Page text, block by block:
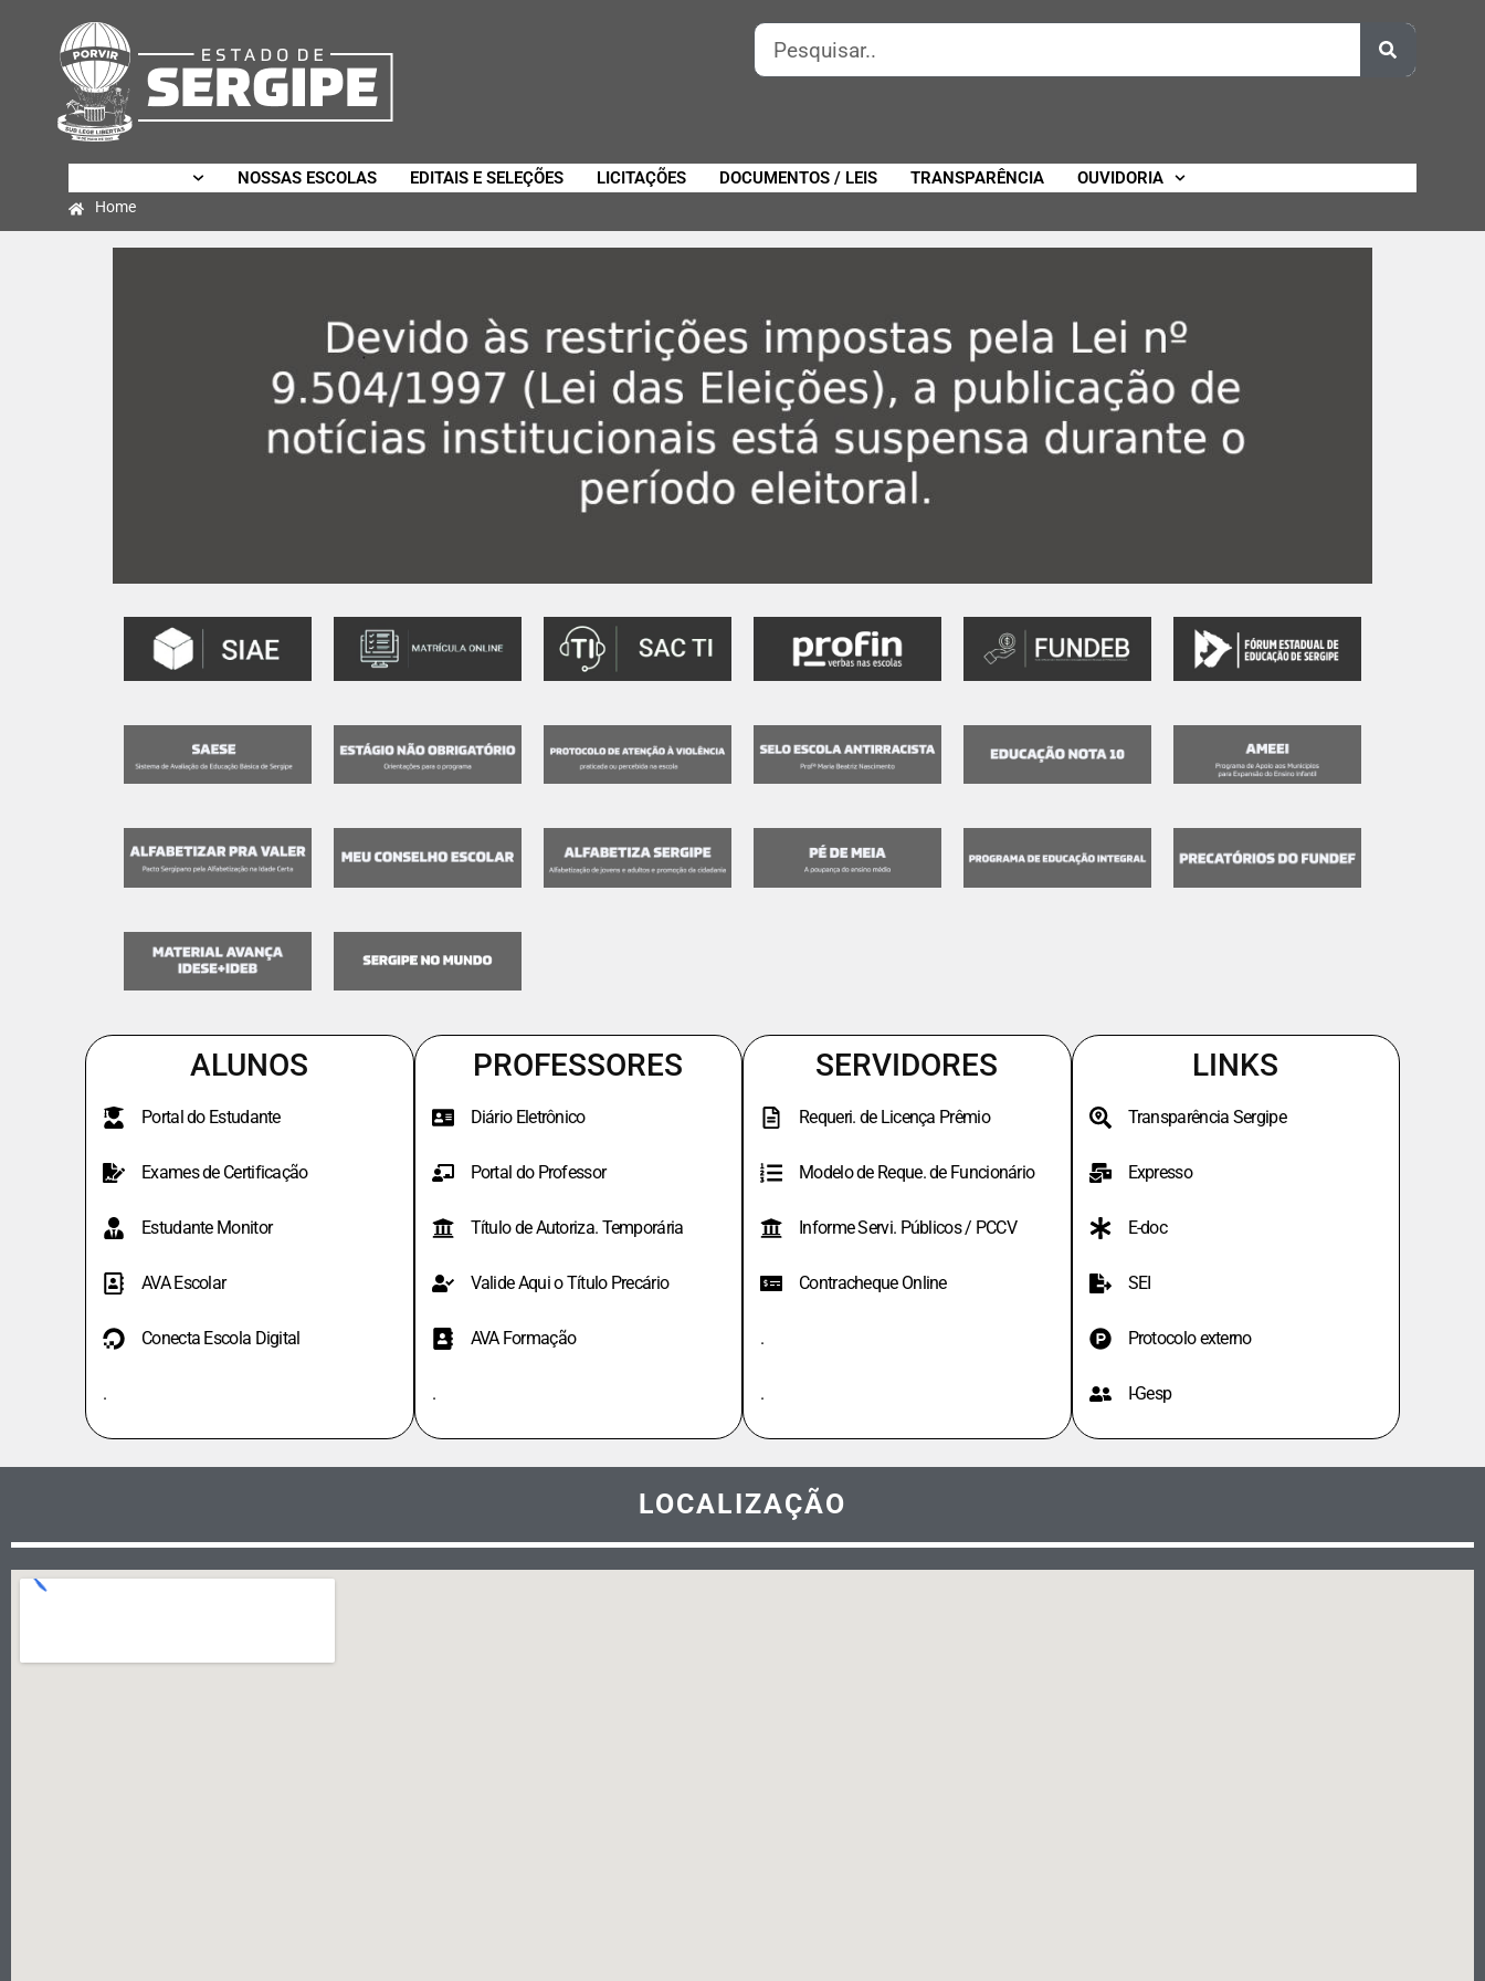
NOSSAS ESCOLAS EDITAIS E SELEÇÕES LICITAÇÕES DOCUMENTOS / LEIS TRANSPARÊNCIA OUVIDORIA
Home
ALUNOS
Portal do Estudante
Exames de Certificação
Estudante Monitor
AVA Escolar
Conecta Escola Digital
.
PROFESSORES
Diário Eletrônico
Portal do Professor
Título de Autoriza. Temporária
Valide Aqui o Título Precário
AVA Formação
.
SERVIDORES
Requeri. de Licença Prêmio
Modelo de Reque. de Funcionário
Informe Servi. Públicos / PCCV
Contracheque Online
.
.
LINKS
Transparência Sergipe
Expresso
E-doc
SEI
Protocolo externo
I-Gesp
LOCALIZAÇÃO